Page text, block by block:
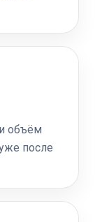
объём
после